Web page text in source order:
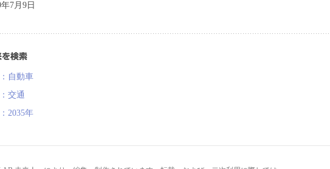
7月9日
を検索
自動車
交通
2035年